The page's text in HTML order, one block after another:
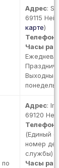
Адрес:
69115
карте)
Телефон
Часы
Выходные
Адрес:
69120
Телефон
(Единый
номер
службы)
Часы